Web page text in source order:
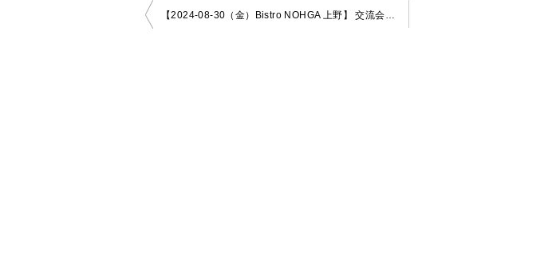
投
【2024-08-30（金）Bistro NOHGA 上野】 交流会・お食事会 おとなじかんのワイン会